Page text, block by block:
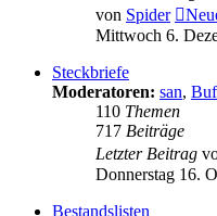
von Spider
Mittwoch 6.
Steckbriefe
Moderatoren: san,
110 Themen
717 Beiträge
Letzter Beitrag
Donnerstag 16.
Bestandslisten